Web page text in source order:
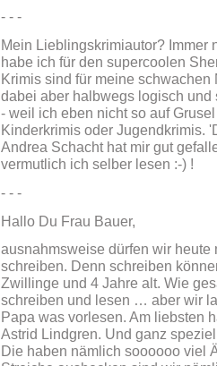
- - -
Mein Lieblingskrimiautor? Immer
habe ich für den supercoolen
Krimis sind für meine
dabei aber halbwegs logisch
- weil ich eben nicht so auf
Kinderkrimis oder Jugendkrimis.
Andrea Schacht hat mir gut
vermutlich ich selber lesen :-) !
- - -
Hallo Du Frau Bauer,
ausnahmsweise dürfen wir
schreiben. Denn schreiben
Zwillinge und 4 Jahre alt. Wie
schreiben und lesen … aber wir
Papa was vorlesen. Am liebsten
Astrid Lindgren. Und ganz
Die haben nämlich soooooo viel